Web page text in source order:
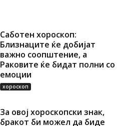
Саботен хороскоп:
Близнаците ќе добијат
важно соопштение, а
Раковите ќе бидат полни со
емоции
хороскоп
За овој хороскопски знак,
бракот би можел да биде